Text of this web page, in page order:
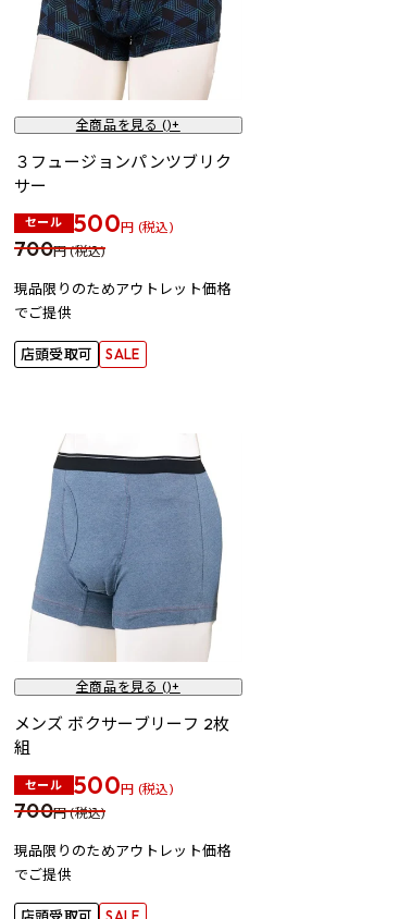
全商品を見る ()+
３フュージョンパンツブリク
サー
セール 500円 (税込)
700円 (税込)
現品限りのためアウトレット価格
でご提供
店頭受取可 SALE
全商品を見る ()+
メンズ ボクサーブリーフ 2枚
組
セール 500円 (税込)
700円 (税込)
現品限りのためアウトレット価格
でご提供